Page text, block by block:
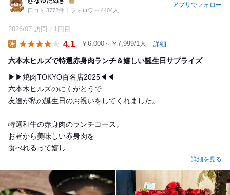
口コミ 3772件 フォロワー 4404人
アプリでフォロー
2026/07 訪問 1回目
4.1 ￥6,000～￥7,999/1人 詳細
六本木ヒルズで特選赤身肉ランチ＆嬉しい誕生日サプライズ
▶▶焼肉TOKYO百名店2025◀◀
六本木ヒルズのにくがとうで
友達が私の誕生日のお祝いをしてくれました。
特選和牛の赤身肉のランチコース。
お昼から美味しい赤身肉を
食べれるって嬉し...
詳細を見る